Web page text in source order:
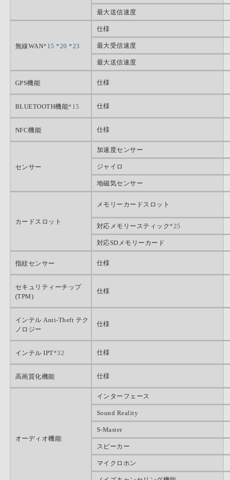
最大送信速度
無線WAN*15 *20 *23
仕様
最大受信速度
最大送信速度
GPS機能 仕様
BLUETOOTH機能*15 仕様
NFC機能 仕様
センサー
加速度センサー
ジャイロ
地磁気センサー
カードスロット
メモリーカードスロット
対応メモリースティック*25
対応SDメモリーカード
指紋センサー 仕様
セキュリティーチップ
(TPM)
仕様
インテル Anti-Theft テク
ノロジー
仕様
インテル IPT*32 仕様
高画質化機能 仕様
オーディオ機能
インターフェース
Sound Reality
S-Master
スピーカー
マイクロホン